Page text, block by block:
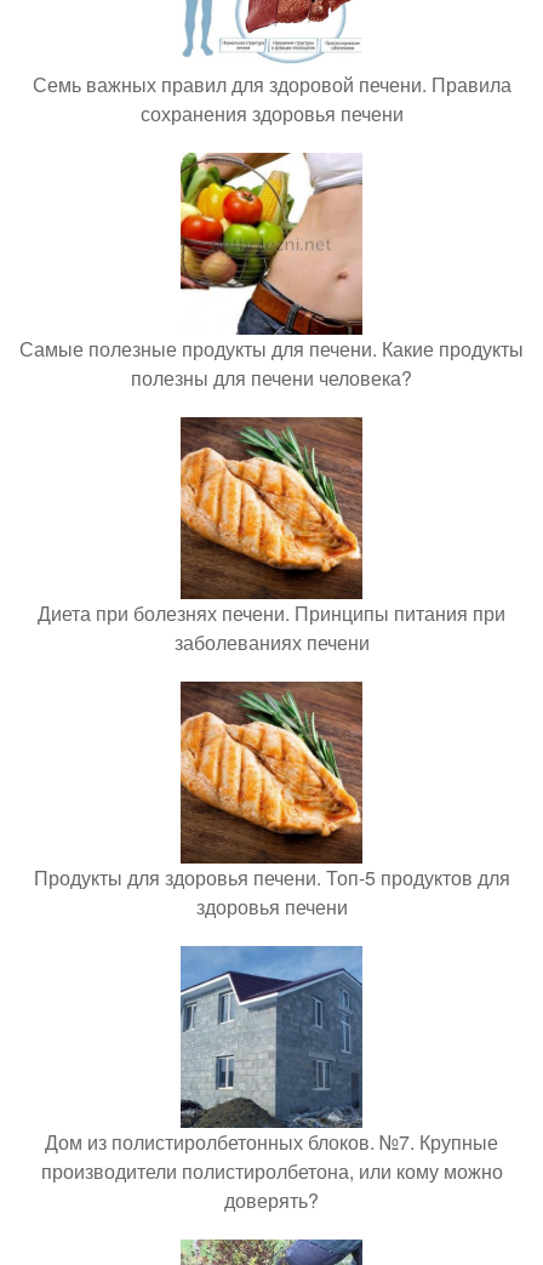
Семь важных правил для здоровой печени. Правила
сохранения здоровья печени
Самые полезные продукты для печени. Какие продукты
полезны для печени человека?
Диета при болезнях печени. Принципы питания при
заболеваниях печени
Продукты для здоровья печени. Топ-5 продуктов для
здоровья печени
Дом из полистиролбетонных блоков. №7. Крупные
производители полистиролбетона, или кому можно
доверять?